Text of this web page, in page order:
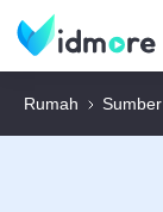
Rumah Sumber